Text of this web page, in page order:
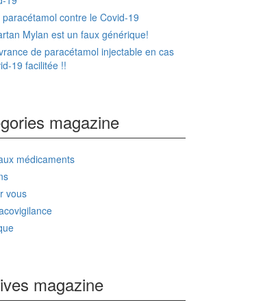
paracétamol contre le Covid-19
Mylan est un faux générique!
de paracétamol injectable en cas
19 facilitée !!
magazine
médicaments
vous
magazine